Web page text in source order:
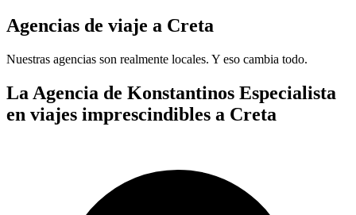
Agencias de viaje a Creta
Nuestras agencias son realmente locales. Y eso cambia todo.
La Agencia de Konstantinos Especialista
en viajes imprescindibles a Creta